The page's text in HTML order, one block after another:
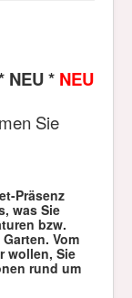
NEU * NEU
Sie
Präsenz
was Sie
bzw.
Vom
wollen, Sie
rund um